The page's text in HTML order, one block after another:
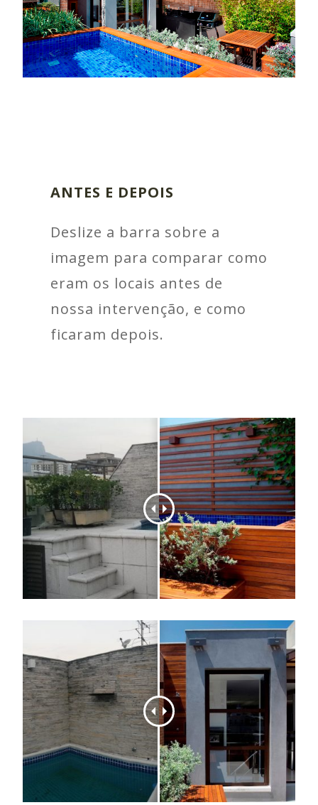
ANTES E DEPOIS
Deslize a barra sobre a
imagem para comparar como
eram os locais antes de
nossa intervenção, e como
ficaram depois.